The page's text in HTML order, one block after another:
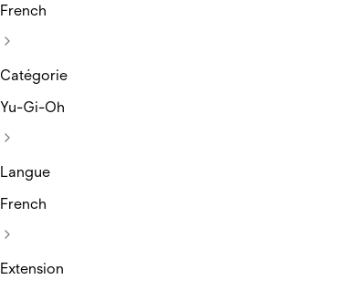
French
Catégorie
Yu-Gi-Oh
Langue
French
Extension